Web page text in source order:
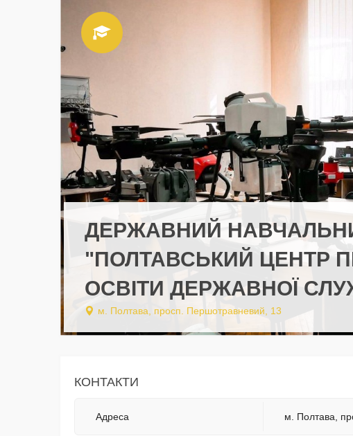
ДЕРЖАВНИЙ
"ПОЛТАВСЬКИЙ ЦЕНТР
ОСВІТИ ДЕРЖАВНОЇ
м. Полтава, просп. Першотравневий, 13
КОНТАКТИ
Адреса м. Полтава,